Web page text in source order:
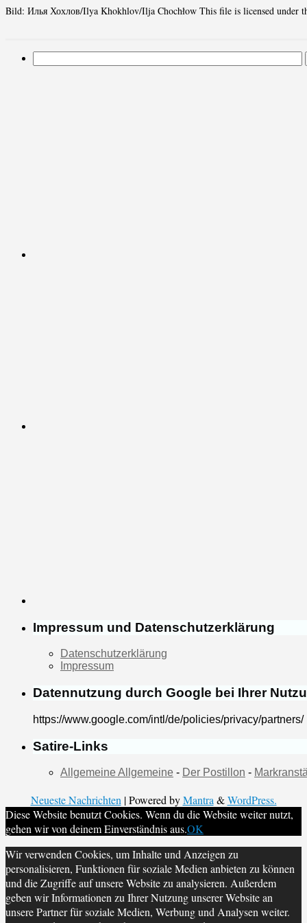
Bild: Илья Хохлов/Ilya Khokhlov/Ilja Chochłow This file is licensed under
Impressum und Datenschutzerklärung
Datenschutzerklärung
Impressum
Datennutzung durch Google bei Ihrer
https://www.google.com/intl/de/policies/privacy/partners/
Satire-Links
Allgemeine Allgemeine - Der Postillon -
Neueste Nachrichten| Powered byMantra&WordPress.
Diese Website benutzt Cookies. Wenn du die Website weiter nutzt,
gehen wir von deinem Einverständnis aus.OK
Wir verwenden Cookies, um Inhalte und Anzeigen zu
personalisieren, Funktionen für soziale Medien anbieten zu können
und die Zugriffe auf unsere Website zu analysieren. Außerdem
geben wir Informationen zu Ihrer Nutzung unserer Website an
unsere Partner für soziale Medien, Werbung und Analysen weiter.